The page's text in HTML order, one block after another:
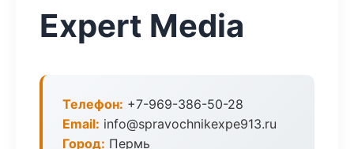
Expert Media
Телефон: +7-969-386-50-28
Email: info@spravochnikexpe913.ru
Город: Пермь